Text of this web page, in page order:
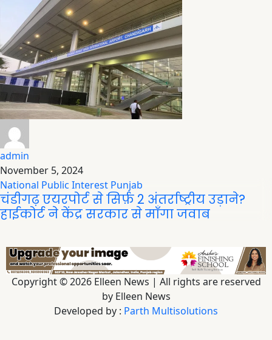
admin
November 5, 2024
National Public Interest Punjab
चंडीगढ़ एयरपोर्ट से सिर्फ़ 2 अंतर्राष्ट्रीय उड़ाने?
हाईकोर्ट ने केंद्र सरकार से माँगा जवाब
Copyright © 2026 Elleen News | All rights are reserved
by Elleen News
Developed by : Parth Multisolutions